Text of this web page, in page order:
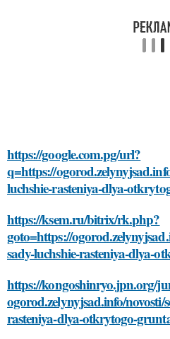
https://google.com.pg/url?
q=https://
luchshie-rasteniya-dlya-
https://ksem.ru/bitrix/rk.php?
goto=https://
sady-luchshie-rasteniya-dlya-
https://kongoshinryo.jpn.org/
ogorod.zelynyjsad.info/novosti/
rasteniya-dlya-otkrytogo-